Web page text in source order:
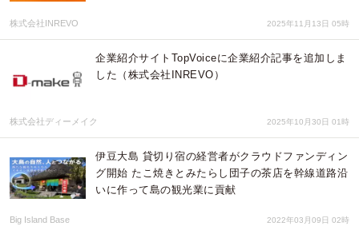
株式会社INREVO 2025年11月13日 05時
企業紹介サイトTopVoiceに企業紹介記事を追加しま
した（株式会社INREVO）
株式会社ディーメイク 2025年10月30日 01時
伊豆大島 貸切り宿の経営者がクラウドファンディン
グ開始 たこ焼きとみたらし団子の茶店を幹線道路沿
いに作って島の観光業に貢献
Big Island Base 2022年03月09日 02時